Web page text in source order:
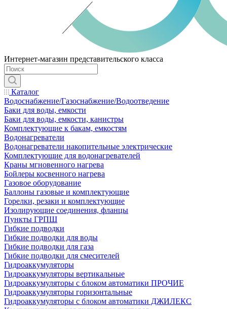
Интернет-магазин представительского класса
Каталог
Водоснабжение/Газоснабжение/Водоотведение
Баки для воды, емкости
Баки для воды, емкости, канистры
Комплектующие к бакам, емкостям
Водонагреватели
Водонагреватели накопительные электрические
Комплектующие для водонагревателей
Краны мгновенного нагрева
Бойлеры косвенного нагрева
Газовое оборудование
Баллоны газовые и комплектующие
Горелки, резаки и комплектующие
Изолирующие соединения, фланцы
Пункты ГРПШ
Гибкие подводки
Гибкие подводки для воды
Гибкие подводки для газа
Гибкие подводки для смесителей
Гидроаккумуляторы
Гидроаккумуляторы вертикальные
Гидроаккумуляторы с блоком автоматики ПРОЧИЕ
Гидроаккумуляторы горизонтальные
Гидроаккумуляторы с блоком автоматики ДЖИЛЕКС